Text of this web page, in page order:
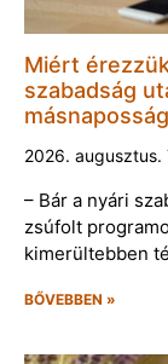
Miért
szabadság
2026. augusztus.
– Bár a nyári
zsúfolt
kimerültebben
BŐVEBBEN »